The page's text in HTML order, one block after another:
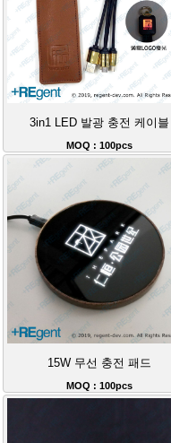
3in1 LED 발광 충전 케이블
MOQ : 100pcs
15W 무선 충전 패드
MOQ : 100pcs